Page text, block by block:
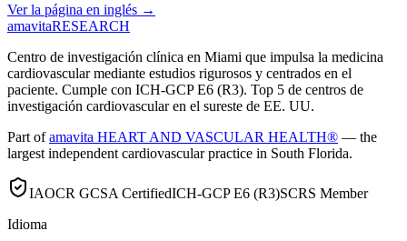
Ver la página en inglés →
amavitaRESEARCH
Centro de investigación clínica en Miami que impulsa la medicina
cardiovascular mediante estudios rigurosos y centrados en el
paciente. Cumple con ICH-GCP E6 (R3). Top 5 de centros de
investigación cardiovascular en el sureste de EE. UU.
Part of amavita HEART AND VASCULAR HEALTH® — the
largest independent cardiovascular practice in South Florida.
IAOCR GCSA CertifiedICH-GCP E6 (R3)SCRS Member
Idioma